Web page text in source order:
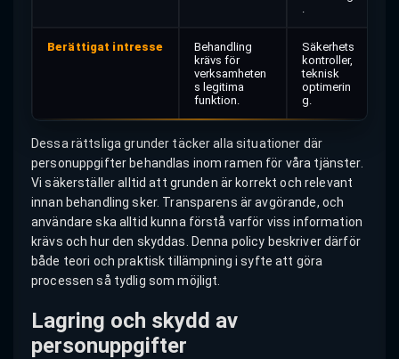
Berättigat intresse
Behandling
krävs för
verksamheten
s legitima
funktion.
Säkerhets
kontroller,
teknisk
optimerin
g.
Dessa rättsliga grunder täcker alla situationer där
personuppgifter behandlas inom ramen för våra tjänster.
Vi säkerställer alltid att grunden är korrekt och relevant
innan behandling sker. Transparens är avgörande, och
användare ska alltid kunna förstå varför viss information
krävs och hur den skyddas. Denna policy beskriver därför
både teori och praktisk tillämpning i syfte att göra
processen så tydlig som möjligt.
Lagring och skydd av
personuppgifter